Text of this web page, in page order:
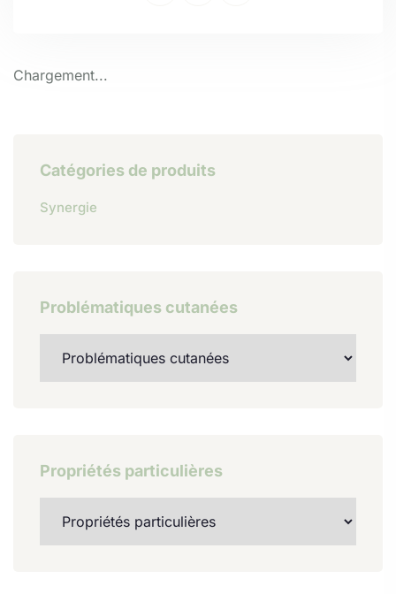
Chargement...
Catégories de produits
Synergie
Problématiques cutanées
Propriétés particulières